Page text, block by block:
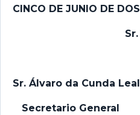
CINCO DE JUNIO DE
Sr. Álvaro da Cunda Leal
Secretario General